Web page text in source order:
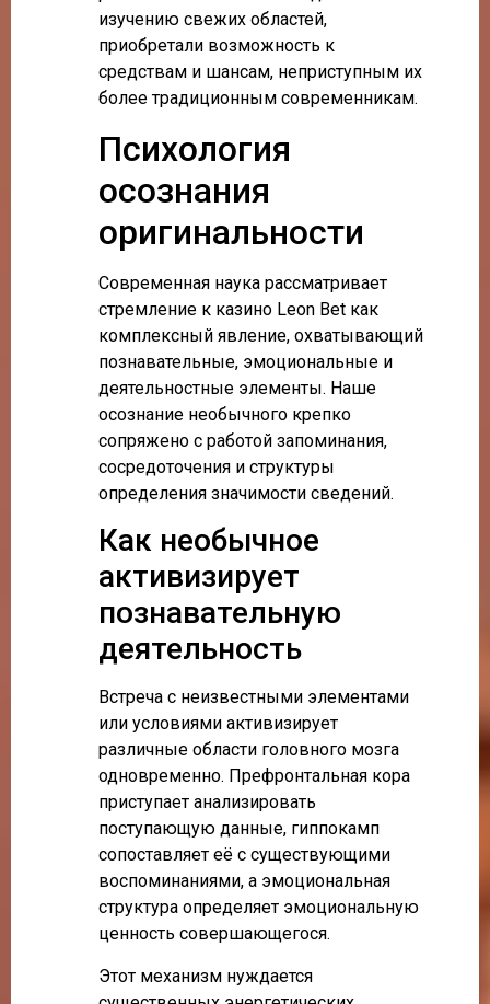
изучению свежих областей,
приобретали возможность к
средствам и шансам, неприступным их
более традиционным современникам.
Психология
осознания
оригинальности
Современная наука рассматривает
стремление к казино Leon Bet как
комплексный явление, охватывающий
познавательные, эмоциональные и
деятельностные элементы. Наше
осознание необычного крепко
сопряжено с работой запоминания,
сосредоточения и структуры
определения значимости сведений.
Как необычное
активизирует
познавательную
деятельность
Встреча с неизвестными элементами
или условиями активизирует
различные области головного мозга
одновременно. Префронтальная кора
приступает анализировать
поступающую данные, гиппокамп
сопоставляет её с существующими
воспоминаниями, а эмоциональная
структура определяет эмоциональную
ценность совершающегося.
Этот механизм нуждается